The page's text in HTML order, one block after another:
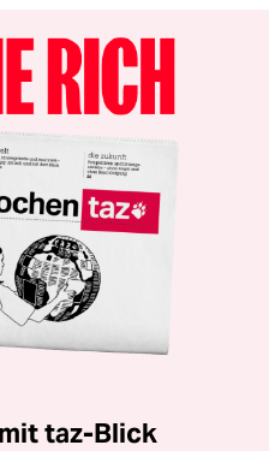
taz-Blick